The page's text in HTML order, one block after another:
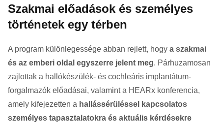
Szakmai előadások és személyes
történetek egy térben
A program különlegessége abban rejlett, hogy a szakmai
és az emberi oldal egyszerre jelent meg. Párhuzamosan
zajlottak a hallókészülék- és cochleáris implantátum-
forgalmazók előadásai, valamint a HEARx konferencia,
amely kifejezetten a hallássérüléssel kapcsolatos
személyes tapasztalatokra és aktuális kérdésekre